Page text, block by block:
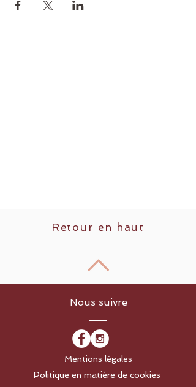
Retour en haut
Nous suivre
Mentions légales
Politique en matière de cookies